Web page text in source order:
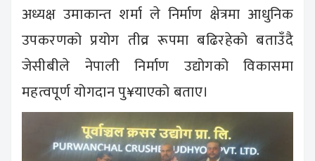
अध्यक्ष उमाकान्त शर्मा ले निर्माण क्षेत्रमा आधुनिक
उपकरणको प्रयोग तीव्र रूपमा बढिरहेको बताउँदै
जेसीबीले नेपाली निर्माण उद्योगको विकासमा
महत्वपूर्ण योगदान पु¥याएको बताए।